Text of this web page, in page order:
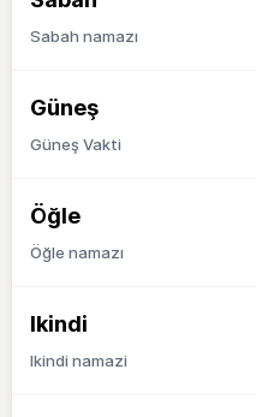
Sabah namazı
Güneş
Güneş Vakti
Öğle
Öğle namazı
Ikindi
Ikindi namazi